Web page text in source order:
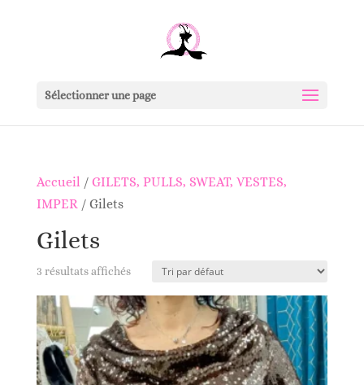
Sélectionner une page
Accueil / GILETS, PULLS, SWEAT, VESTES,
IMPER/ Gilets
Gilets
3 résultats affichés